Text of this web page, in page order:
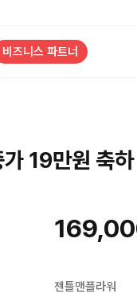
비즈니스 파트너
가 19만원 축
젠틀맨플라워